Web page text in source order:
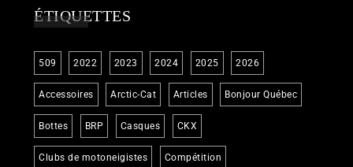
ÉTIQUETTES
509 2022 2023 2024 2025 2026
Accessoires Arctic-Cat Articles Bonjour Québec
Bottes BRP Casques CKX
Clubs de motoneigistes Compétition